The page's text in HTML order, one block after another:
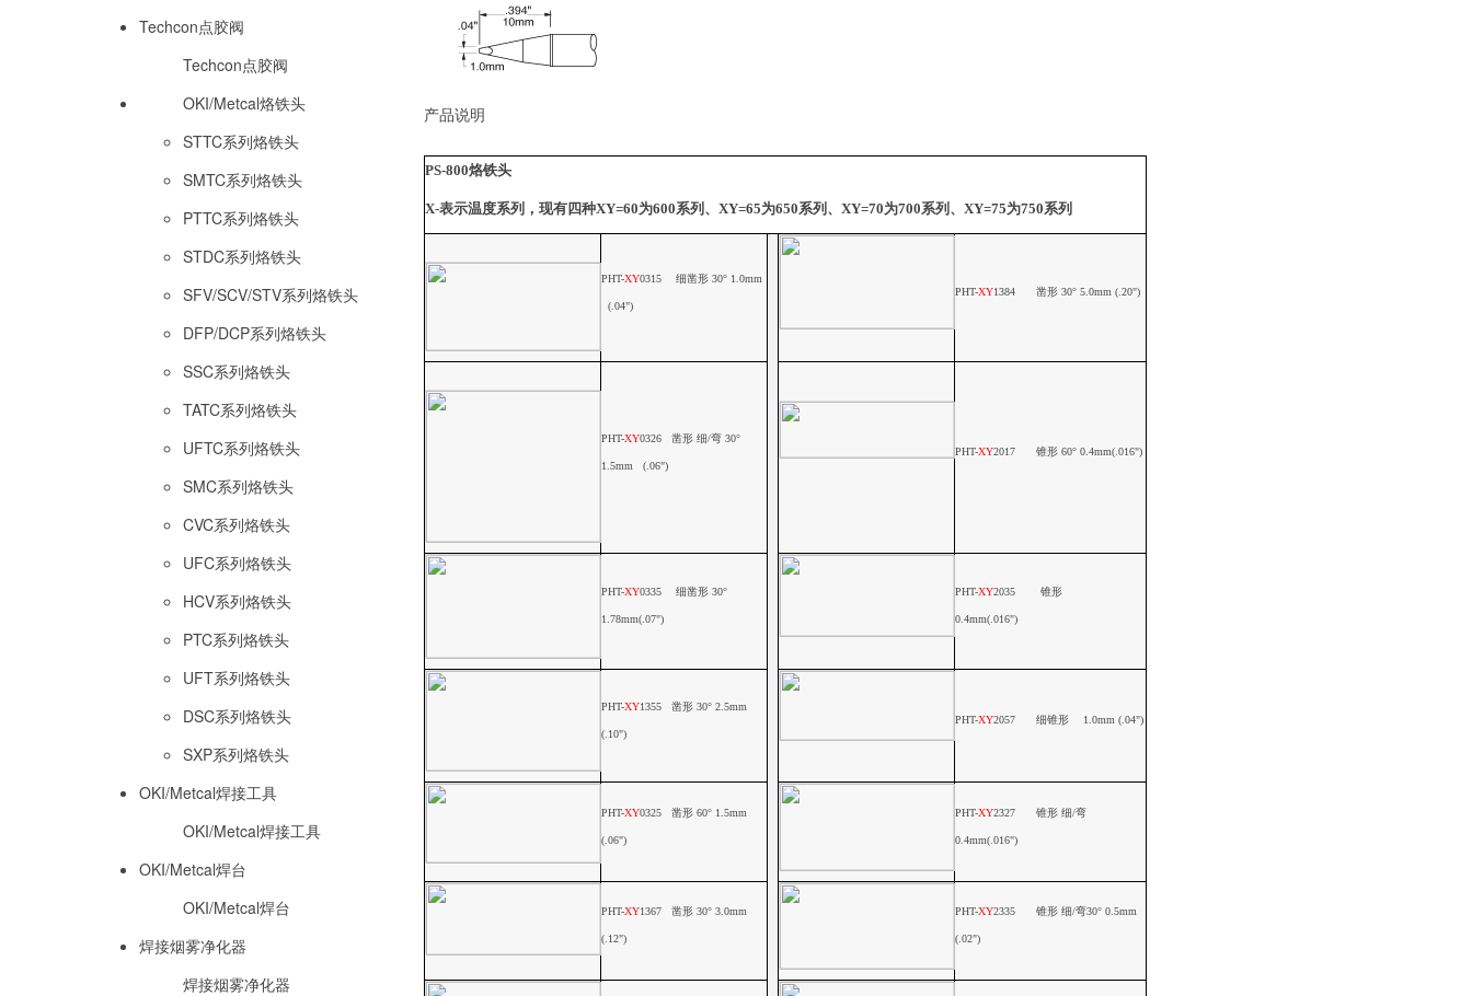
Techcon点胶阀
Techcon点胶阀
OKI/Metcal烙铁头
STTC系列烙铁头
SMTC系列烙铁头
PTTC系列烙铁头
STDC系列烙铁头
SFV/SCV/STV系列烙铁头
DFP/DCP系列烙铁头
SSC系列烙铁头
TATC系列烙铁头
UFTC系列烙铁头
SMC系列烙铁头
CVC系列烙铁头
UFC系列烙铁头
HCV系列烙铁头
PTC系列烙铁头
UFT系列烙铁头
DSC系列烙铁头
SXP系列烙铁头
OKI/Metcal焊接工具
OKI/Metcal焊接工具
OKI/Metcal焊台
OKI/Metcal焊台
焊接烟雾净化器
焊接烟雾净化器
产品说明
PS-800烙铁头
X-表示温度系列，现有四种XY=60为600系列、 XY=65为650系列、 XY=70为700系列、 XY=75为750系列
PHT-XY0315 细凿形 30° 1.0mm
(.04")
PHT-XY1384 凿形 30° 5.0mm (.20")
PHT-XY0326 凿形 细/弯 30°
1.5mm (.06")
PHT-XY2017 锥形 60° 0.4mm(.016")
PHT-XY0335 细凿形 30°
1.78mm(.07")
PHT-XY2035 锥形
0.4mm(.016")
PHT-XY1355 凿形 30° 2.5mm
(.10")
PHT-XY2057 细锥形 1.0mm (.04")
PHT-XY0325 凿形 60° 1.5mm
(.06")
PHT-XY2327 锥形 细/弯
0.4mm(.016")
PHT-XY1367 凿形 30° 3.0mm
(.12")
PHT-XY2335 锥形 细/弯30° 0.5mm
(.02")